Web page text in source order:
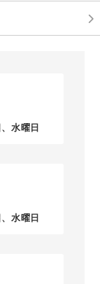
水曜日
水曜日